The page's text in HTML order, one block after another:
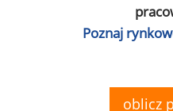
Poznaj
oblicz